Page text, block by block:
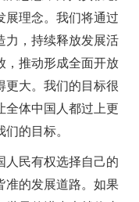
展理念。我们将通过
力，持续释放发展活
，推动形成全面开放
更大。我们的目标很
全体中国人都过上更
的目标。
人民有权选择自己的
准的发展道路。如果